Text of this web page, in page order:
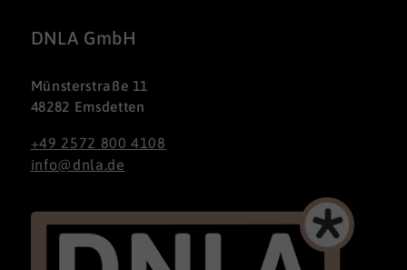
DNLA GmbH
Münsterstraße 11
48282 Emsdetten
+49 2572 800 4108
info@dnla.de